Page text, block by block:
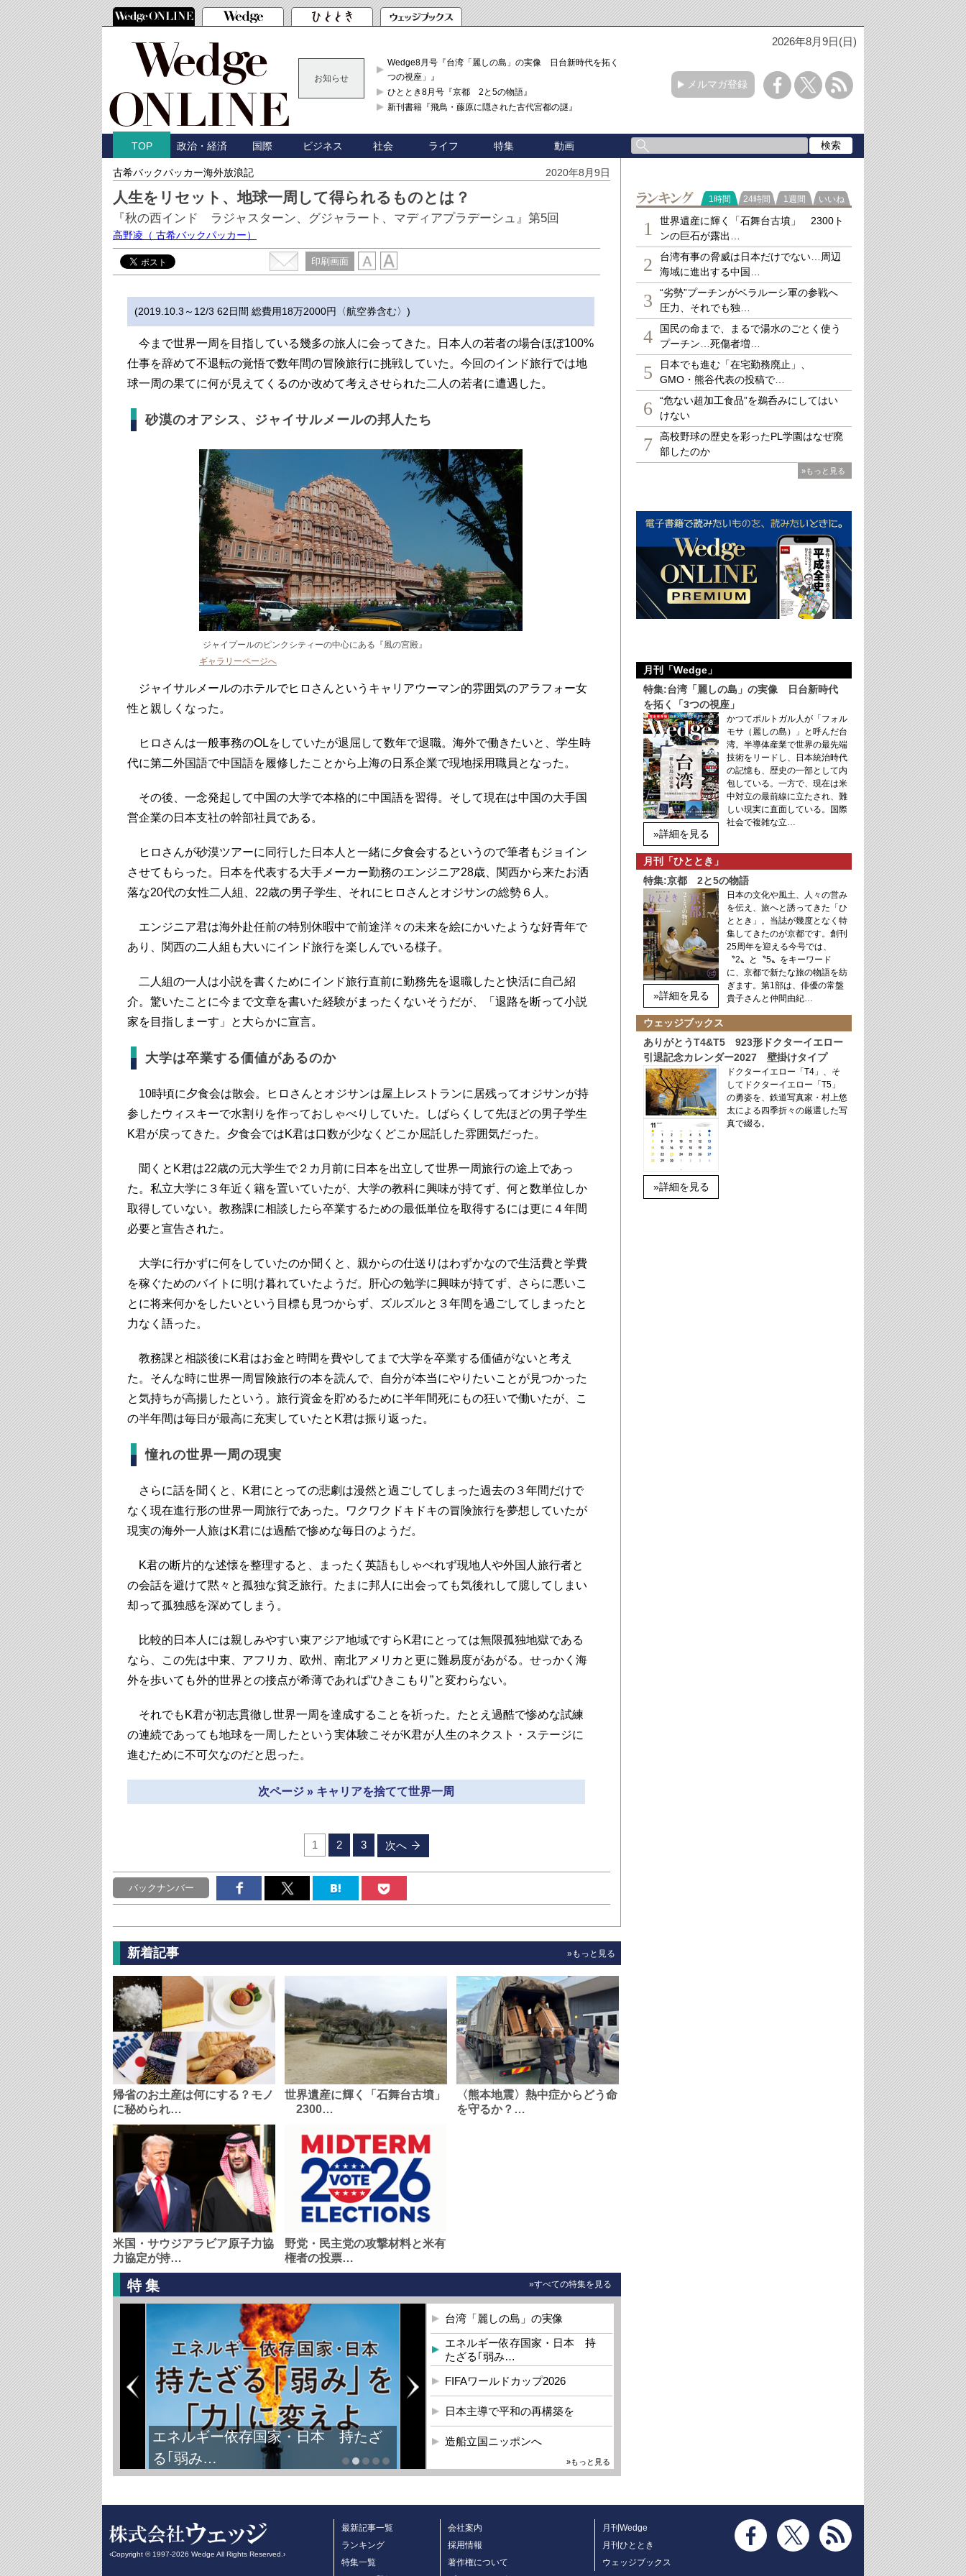
2026年8月9日(日)
お知らせ
Wedge8月号『台湾「麗しの島」の実像 日台新時代を拓く「3
つの視座」』
ひととき8月号『京都 2と5の物語』
新刊書籍『飛鳥・藤原に隠された古代宮都の謎』
メルマガ登録
TOP 政治・経済 国際 ビジネス 社会 ライフ 特集 動画
古希バックパッカー海外放浪記 2020年8月9日
人生をリセット、地球一周して得られるものとは？
『秋の西インド ラジャスターン、グジャラート、マディアプラデーシュ』第5回
高野凌 （ 古希バックパッカー）
印刷画面
(2019.10.3～12/3 62日間 総費用18万2000円〈航空券含む〉)
今まで世界一周を目指している幾多の旅人に会ってきた。日本人の若者の場合ほぼ100%
仕事を辞めて不退転の覚悟で数年間の冒険旅行に挑戦していた。今回のインド旅行では地
球一周の果てに何が見えてくるのか改めて考えさせられた二人の若者に遭遇した。
砂漠のオアシス、ジャイサルメールの邦人たち
ジャイプールのピンクシティーの中心にある『風の宮殿』
ギャラリーページへ
ジャイサルメールのホテルでヒロさんというキャリアウーマン的雰囲気のアラフォー女
性と親しくなった。
ヒロさんは一般事務のOLをしていたが退屈して数年で退職。海外で働きたいと、学生時
代に第二外国語で中国語を履修したことから上海の日系企業で現地採用職員となった。
その後、一念発起して中国の大学で本格的に中国語を習得。そして現在は中国の大手国
営企業の日本支社の幹部社員である。
ヒロさんが砂漠ツアーに同行した日本人と一緒に夕食会するというので筆者もジョイン
させてもらった。日本を代表する大手メーカー勤務のエンジニア28歳、関西から来たお洒
落な20代の女性二人組、22歳の男子学生、それにヒロさんとオジサンの総勢６人。
エンジニア君は海外赴任前の特別休暇中で前途洋々の未来を絵にかいたような好青年で
あり、関西の二人組も大いにインド旅行を楽しんでいる様子。
二人組の一人は小説を書くためにインド旅行直前に勤務先を退職したと快活に自己紹
介。驚いたことに今まで文章を書いた経験がまったくないそうだが、「退路を断って小説
家を目指しまーす」と大らかに宣言。
大学は卒業する価値があるのか
10時頃に夕食会は散会。ヒロさんとオジサンは屋上レストランに居残ってオジサンが持
参したウィスキーで水割りを作っておしゃべりしていた。しばらくして先ほどの男子学生
K君が戻ってきた。夕食会ではK君は口数が少なくどこか屈託した雰囲気だった。
聞くとK君は22歳の元大学生で２カ月前に日本を出立して世界一周旅行の途上であっ
た。私立大学に３年近く籍を置いていたが、大学の教科に興味が持てず、何と数単位しか
取得していない。教務課に相談したら卒業するための最低単位を取得するには更に４年間
必要と宣告された。
大学に行かずに何をしていたのか聞くと、親からの仕送りはわずかなので生活費と学費
を稼ぐためのバイトに明け暮れていたようだ。肝心の勉学に興味が持てず、さらに悪いこ
とに将来何かをしたいという目標も見つからず、ズルズルと３年間を過ごしてしまったと
力なく語った。
教務課と相談後にK君はお金と時間を費やしてまで大学を卒業する価値がないと考え
た。そんな時に世界一周冒険旅行の本を読んで、自分が本当にやりたいことが見つかった
と気持ちが高揚したという。旅行資金を貯めるために半年間死にもの狂いで働いたが、こ
の半年間は毎日が最高に充実していたとK君は振り返った。
憧れの世界一周の現実
さらに話を聞くと、K君にとっての悲劇は漫然と過ごしてしまった過去の３年間だけで
なく現在進行形の世界一周旅行であった。ワクワクドキドキの冒険旅行を夢想していたが
現実の海外一人旅はK君には過酷で惨めな毎日のようだ。
K君の断片的な述懐を整理すると、まったく英語もしゃべれず現地人や外国人旅行者と
の会話を避けて黙々と孤独な貧乏旅行。たまに邦人に出会っても気後れして臆してしまい
却って孤独感を深めてしまう。
比較的日本人には親しみやすい東アジア地域ですらK君にとっては無限孤独地獄である
なら、この先は中東、アフリカ、欧州、南北アメリカと更に難易度があがる。せっかく海
外を歩いても外的世界との接点が希薄であれば“ひきこもり”と変わらない。
それでもK君が初志貫徹し世界一周を達成することを祈った。たとえ過酷で惨めな試練
の連続であっても地球を一周したという実体験こそがK君が人生のネクスト・ステージに
進むために不可欠なのだと思った。
次ページ » キャリアを捨てて世界一周
1 2 3 次へ
バックナンバー
新着記事 »もっと見る
帰省のお土産は何にする？モノ
に秘められ…
世界遺産に輝く「石舞台古墳」
2300…
〈熊本地震〉熱中症からどう命
を守るか？…
米国・サウジアラビア原子力協
力協定が持…
野党・民主党の攻撃材料と米有
権者の投票…
特集 »すべての特集を見る
エネルギー依存国家・日本 持たざ
る｢弱み…
台湾「麗しの島」の実像
エネルギー依存国家・日本 持
たざる｢弱み…
FIFAワールドカップ2026
日本主導で平和の再構築を
造船立国ニッポンへ
»もっと見る
ランキング
1時間 24時間 1週間 いいね
1
世界遺産に輝く「石舞台古墳」 2300ト
ンの巨石が露出…
2
台湾有事の脅威は日本だけでない…周辺
海域に進出する中国…
3
“劣勢”プーチンがベラルーシ軍の参戦へ
圧力、それでも独…
4
国民の命まで、まるで湯水のごとく使う
プーチン…死傷者増…
5
日本でも進む「在宅勤務廃止」、
GMO・熊谷代表の投稿で…
6
“危ない超加工食品”を鵜呑みにしてはい
けない
7
高校野球の歴史を彩ったPL学園はなぜ廃
部したのか
»もっと見る
月刊「Wedge」
特集:台湾「麗しの島」の実像 日台新時代
を拓く「3つの視座」
»詳細を見る
かつてポルトガル人が「フォル
モサ（麗しの島）」と呼んだ台
湾。半導体産業で世界の最先端
技術をリードし、日本統治時代
の記憶も、歴史の一部として内
包している。一方で、現在は米
中対立の最前線に立たされ、難
しい現実に直面している。国際
社会で複雑な立…
月刊「ひととき」
特集:京都 2と5の物語
»詳細を見る
日本の文化や風土、人々の営み
を伝え、旅へと誘ってきた「ひ
ととき」。当誌が幾度となく特
集してきたのが京都です。創刊
25周年を迎える今号では、
〝2〟と〝5〟をキーワード
に、京都で新たな旅の物語を紡
ぎます。第1部は、俳優の常盤
貴子さんと仲間由紀…
ウェッジブックス
ありがとうT4&T5 923形ドクターイエロー
引退記念カレンダー2027 壁掛けタイプ
»詳細を見る
ドクターイエロー「T4」、そ
してドクターイエロー「T5」
の勇姿を、鉄道写真家・村上悠
太による四季折々の厳選した写
真で綴る。
‹Copyright © 1997-2026 Wedge All Rights Reserved.›
最新記事一覧
ランキング
特集一覧
会社案内
採用情報
著作権について
月刊Wedge
月刊ひととき
ウェッジブックス